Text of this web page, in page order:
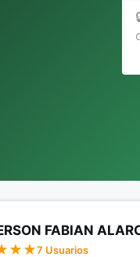
FABIAN
7 Usuarios